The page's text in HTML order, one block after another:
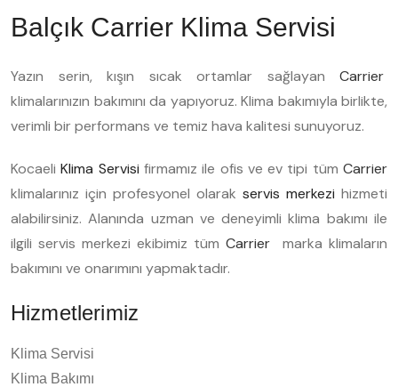
Balçık Carrier Klima Servisi
Yazın serin, kışın sıcak ortamlar sağlayan Carrier
klimalarınızın bakımını da yapıyoruz. Klima bakımıyla birlikte,
verimli bir performans ve temiz hava kalitesi sunuyoruz.
KocaeliKlima Servisi firmamız ile ofis ve ev tipi tümCarrier
klimalarınız için profesyonel olarak servis merkezi hizmeti
alabilirsiniz. Alanında uzman ve deneyimli klima bakımı ile
ilgili servis merkezi ekibimiz tüm Carrier marka klimaların
bakımını ve onarımını yapmaktadır.
Hizmetlerimiz
Klima Servisi
Klima Bakımı